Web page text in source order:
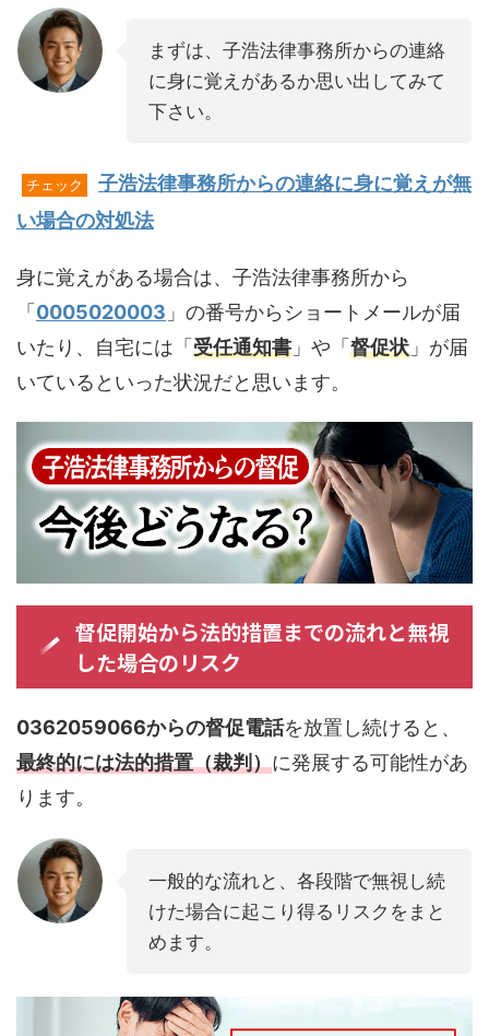
まずは、子浩法律事務所からの連絡
に身に覚えがあるか思い出してみて
下さい。
チェック
子浩法律事務所からの連絡に身に覚えが無
い場合の対処法
身に覚えがある場合は、子浩法律事務所から
「 0005020003 」の番号からショートメールが届
いたり、自宅には「 受任通知書 」や「 督促状 」が届
いているといった状況だと思います。
督促開始から法的措置までの流れと無視
した場合のリスク
0362059066からの督促電話を放置し続けると、
最終的には法的措置（裁判）に発展する可能性があ
ります。
一般的な流れと、各段階で無視し続
けた場合に起こり得るリスクをまと
めます。